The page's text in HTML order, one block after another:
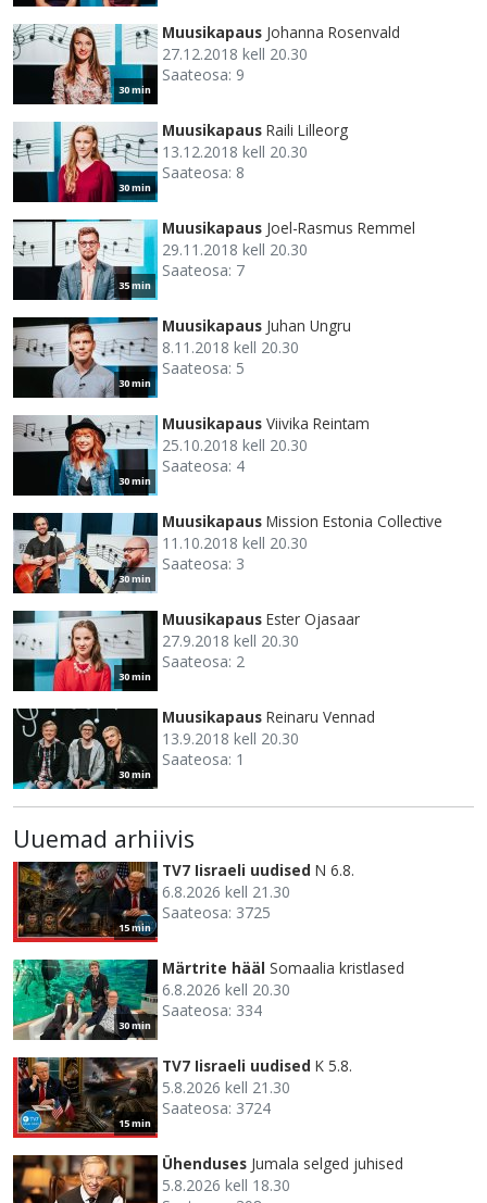
30 min
Muusikapaus Johanna Rosenvald
27.12.2018 kell 20.30
Saateosa: 9
30 min
Muusikapaus Raili Lilleorg
13.12.2018 kell 20.30
Saateosa: 8
35 min
Muusikapaus Joel-Rasmus Remmel
29.11.2018 kell 20.30
Saateosa: 7
30 min
Muusikapaus Juhan Ungru
8.11.2018 kell 20.30
Saateosa: 5
30 min
Muusikapaus Viivika Reintam
25.10.2018 kell 20.30
Saateosa: 4
30 min
Muusikapaus Mission Estonia Collective
11.10.2018 kell 20.30
Saateosa: 3
30 min
Muusikapaus Ester Ojasaar
27.9.2018 kell 20.30
Saateosa: 2
30 min
Muusikapaus Reinaru Vennad
13.9.2018 kell 20.30
Saateosa: 1
Uuemad arhiivis
15 min
TV7 Iisraeli uudised N 6.8.
6.8.2026 kell 21.30
Saateosa: 3725
30 min
Märtrite hääl Somaalia kristlased
6.8.2026 kell 20.30
Saateosa: 334
15 min
TV7 Iisraeli uudised K 5.8.
5.8.2026 kell 21.30
Saateosa: 3724
Ühenduses Jumala selged juhised
5.8.2026 kell 18.30